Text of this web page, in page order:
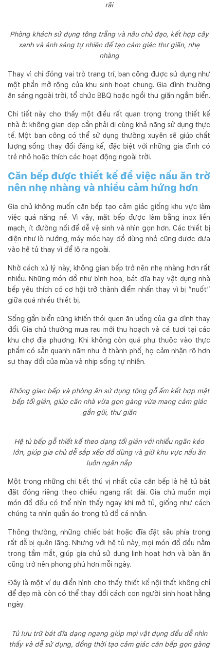
rãi
Phòng khách sử dụng tông trắng và nâu chủ đạo, kết hợp cây
xanh và ánh sáng tự nhiên để tạo cảm giác thư giãn, nhẹ
nhàng
Thay vì chỉ đóng vai trò trang trí, ban công được sử dụng như
một phần mở rộng của khu sinh hoạt chung. Gia đình thường
ăn sáng ngoài trời, tổ chức BBQ hoặc ngồi thư giãn ngắm biển.
Chi tiết này cho thấy một điều rất quan trọng trong thiết kế
nhà ở: không gian đẹp cần phải đi cùng khả năng sử dụng thực
tế. Một ban công có thể sử dụng thường xuyên sẽ giúp chất
lượng sống thay đổi đáng kể, đặc biệt với những gia đình có
trẻ nhỏ hoặc thích các hoạt động ngoài trời.
Căn bếp được thiết kế để việc nấu ăn trở
nên nhẹ nhàng và nhiều cảm hứng hơn
Gia chủ không muốn căn bếp tạo cảm giác giống khu vực làm
việc quá nặng nề. Vì vậy, mặt bếp được làm bằng inox liền
mạch, ít đường nối để dễ vệ sinh và nhìn gọn hơn. Các thiết bị
điện như lò nướng, máy móc hay đồ dùng nhỏ cũng được đưa
vào hệ tủ thay vì để lộ ra ngoài.
Nhờ cách xử lý này, không gian bếp trở nên nhẹ nhàng hơn rất
nhiều. Những món đồ như bình hoa, bát đĩa hay vật dụng nhà
bếp yêu thích có cơ hội trở thành điểm nhấn thay vì bị “nuốt”
giữa quá nhiều thiết bị.
Sống gần biển cũng khiến thói quen ăn uống của gia đình thay
đổi. Gia chủ thường mua rau mới thu hoạch và cá tươi tại các
khu chợ địa phương. Khi không còn quá phụ thuộc vào thực
phẩm có sẵn quanh năm như ở thành phố, họ cảm nhận rõ hơn
sự thay đổi của mùa và nhịp sống tự nhiên.
Không gian bếp và phòng ăn sử dụng tông gỗ ấm kết hợp mặt
bếp tối giản, giúp căn nhà vừa gọn gàng vừa mang cảm giác
gần gũi, thư giãn
Hệ tủ bếp gỗ thiết kế theo dạng tối giản với nhiều ngăn kéo
lớn, giúp gia chủ dễ sắp xếp đồ dùng và giữ khu vực nấu ăn
luôn ngăn nắp
Một trong những chi tiết thú vị nhất của căn bếp là hệ tủ bát
đặt đóng riêng theo chiều ngang rất dài. Gia chủ muốn mọi
món đồ đều có thể nhìn thấy ngay khi mở tủ, giống như cách
chúng ta nhìn quần áo trong tủ đồ cá nhân.
Thông thường, những chiếc bát hoặc đĩa đặt sâu phía trong
rất dễ bị quên lãng. Nhưng với hệ tủ này, mọi món đồ đều nằm
trong tầm mắt, giúp gia chủ sử dụng linh hoạt hơn và bàn ăn
cũng trở nên phong phú hơn mỗi ngày.
Đây là một ví dụ điển hình cho thấy thiết kế nội thất không chỉ
để đẹp mà còn có thể thay đổi cách con người sinh hoạt hằng
ngày.
Tủ lưu trữ bát đĩa dạng ngang giúp mọi vật dụng đều dễ nhìn
thấy và dễ sử dụng, đồng thời tạo cảm giác căn bếp gọn gàng